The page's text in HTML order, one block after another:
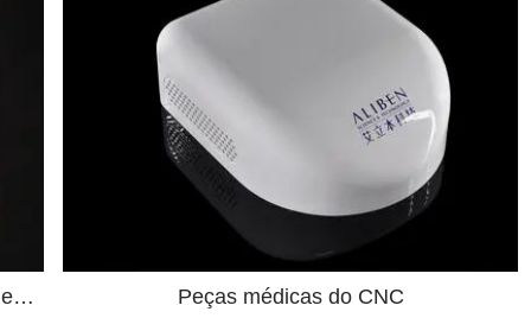
Peças médicas do CNC